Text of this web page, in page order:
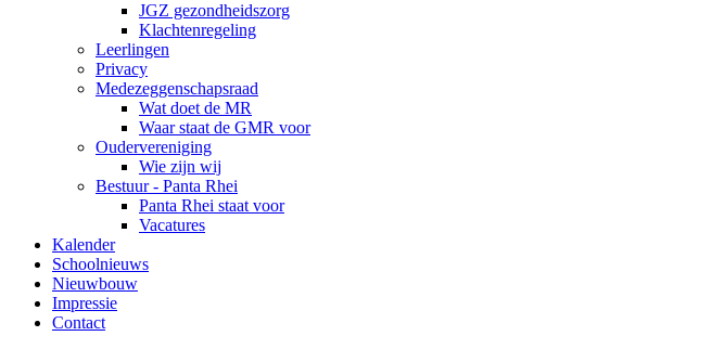
JGZ gezondheidszorg
Klachtenregeling
Leerlingen
Privacy
Medezeggenschapsraad
Wat doet de MR
Waar staat de GMR voor
Oudervereniging
Wie zijn wij
Bestuur - Panta Rhei
Panta Rhei staat voor
Vacatures
Kalender
Schoolnieuws
Nieuwbouw
Impressie
Contact